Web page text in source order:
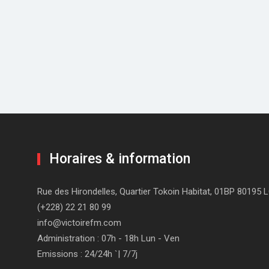
Horaires & information
Rue des Hirondelles, Quartier Tokoin Habitat, 01BP 80195
(+228) 22 21 80 99
info@victoirefm.com
Administration : 07h - 18h Lun - Ven
Emissions : 24/24h `| 7/7j